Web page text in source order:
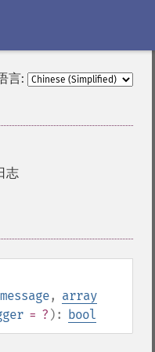
言:
志
, array
= ? ): bool